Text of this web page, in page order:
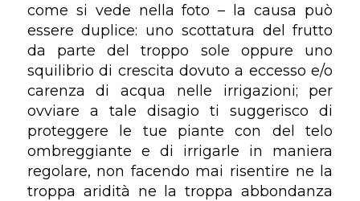
come si vede nella foto – la causa può
essere duplice: uno scottatura del frutto
da parte del troppo sole oppure uno
squilibrio di crescita dovuto a eccesso e/o
carenza di acqua nelle irrigazioni; per
ovviare a tale disagio ti suggerisco di
proteggere le tue piante con del telo
ombreggiante e di irrigarle in maniera
regolare, non facendo mai risentire ne la
troppa aridità ne la troppa abbondanza